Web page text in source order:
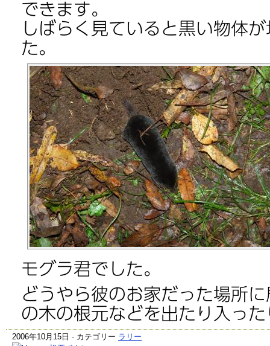
できます。
しばらく見ていると黒い物体
た。
モグラ君でした。
どうやら彼のお家だった場所
の木の根元などを出たり入っ
2006年10月15日 · カテゴリー ラリー